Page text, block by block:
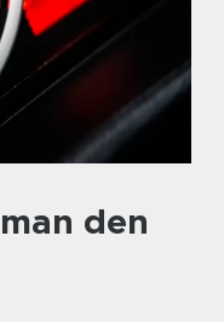
den